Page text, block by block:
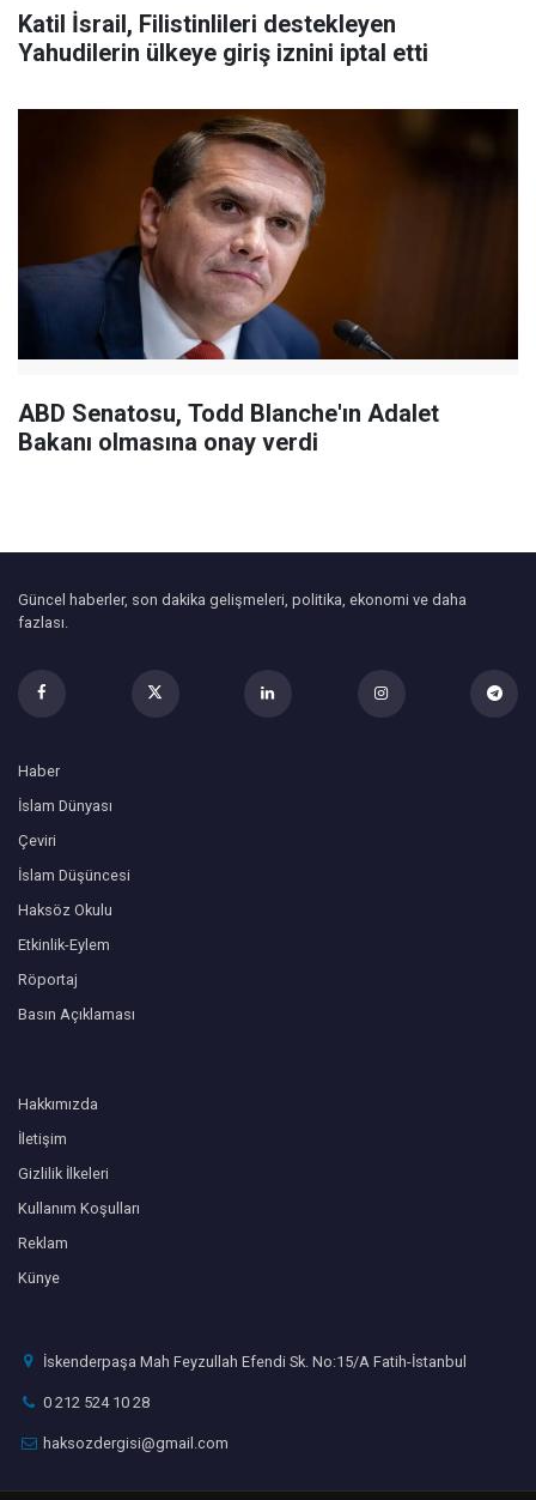
Katil İsrail, Filistinlileri destekleyen
Yahudilerin ülkeye giriş iznini iptal etti
ABD Senatosu, Todd Blanche'ın Adalet
Bakanı olmasına onay verdi
Güncel haberler, son dakika gelişmeleri, politika, ekonomi ve daha
fazlası.
Haber
İslam Dünyası
Çeviri
İslam Düşüncesi
Haksöz Okulu
Etkinlik-Eylem
Röportaj
Basın Açıklaması
Hakkımızda
İletişim
Gizlilik İlkeleri
Kullanım Koşulları
Reklam
Künye
İskenderpaşa Mah Feyzullah Efendi Sk. No:15/A Fatih-İstanbul
0 212 524 10 28
haksozdergisi@gmail.com